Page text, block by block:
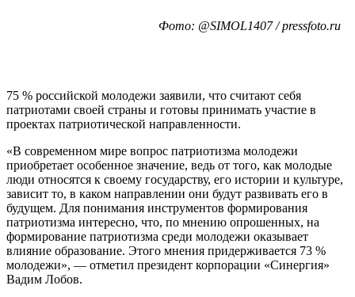
Фото: @SIMOL1407 / pressfoto.ru
75 % российской молодежи заявили, что считают себя
патриотами своей страны и готовы принимать участие в
проектах патриотической направленности.
«В современном мире вопрос патриотизма молодежи
приобретает особенное значение, ведь от того, как молодые
люди относятся к своему государству, его истории и культуре,
зависит то, в каком направлении они будут развивать его в
будущем. Для понимания инструментов формирования
патриотизма интересно, что, по мнению опрошенных, на
формирование патриотизма среди молодежи оказывает
влияние образование. Этого мнения придерживается 73 %
молодежи», — отметил президент корпорации «Синергия»
Вадим Лобов.